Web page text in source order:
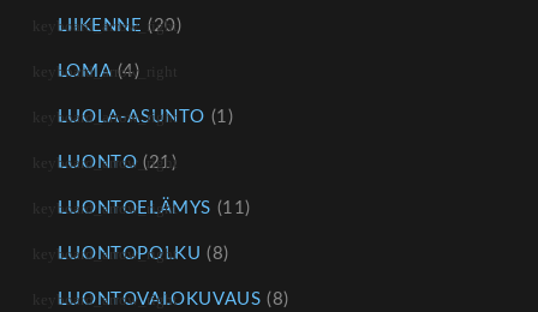
LIIKENNE (20)
LOMA (4)
LUOLA-ASUNTO (1)
LUONTO (21)
LUONTOELÄMYS (11)
LUONTOPOLKU (8)
LUONTOVALOKUVAUS (8)